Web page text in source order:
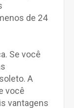
de 24
Se você
A
você
vantagens